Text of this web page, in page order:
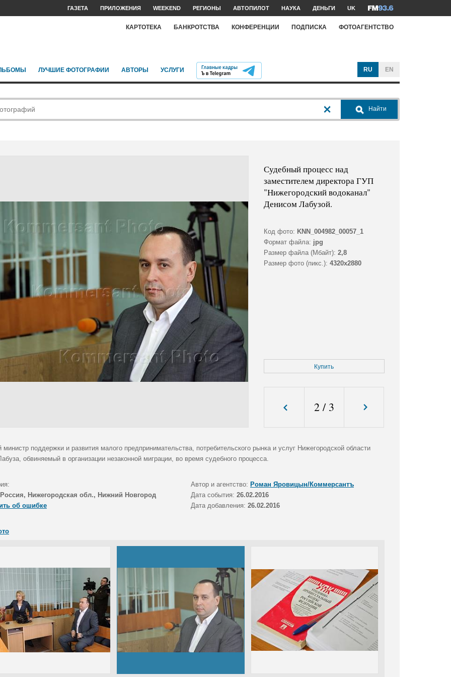
ГАЗЕТА ПРИЛОЖЕНИЯ WEEKEND РЕГИОНЫ АВТОПИЛОТ НАУКА ДЕНЬГИ UK
КАРТОТЕКА БАНКРОТСТВА КОНФЕРЕНЦИИ ПОДПИСКА ФОТОАГЕНТСТВО
ЛУЧШИЕ ФОТОГРАФИИ АВТОРЫ УСЛУГИ RU EN
Найти
Судебный процесс над
заместителем директора ГУП
"Нижегородский водоканал"
Денисом Лабузой.
Код фото: KNN_004982_00057_1
Формат файла: jpg
Размер файла (Мбайт): 2,8
Размер фото (пикс.): 4320x2880
Купить
2/ 3
поддержки и развития малого предпринимательства, потребительского рынка и услуг Нижегородской области
обвиняемый в организации незаконной миграции, во время судебного процесса.
Автор и агентство: Роман Яровицын/Коммерсантъ
Россия, Нижегородская обл., Нижний Новгород Дата события: 26.02.2016
об ошибке
Дата добавления: 26.02.2016